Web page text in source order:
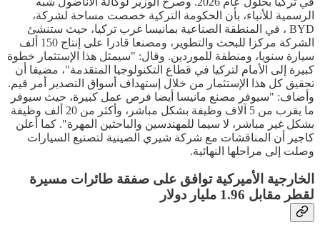
الرسمية للأنباء، بأن الحكومة التركية خصصت مساحة لشركة،
BYD ، في المنطقة الصناعية بمانيسا غرب تركيا، حيث ستنشئ
الشركة مركزا للبحث والتطوير، ومصنعا قادرا على إنتاج 150 ألف
سيارة سنويا، ومنطقة للموردين. وقال: "سيمثل هذا الإستثمار خطوة
كبيرة إلى الأمام لتركيا في قطاع التكنولوجيا المتقدمة"، مضيفا أن
تحقيق كل هذا الإستثمار من خلال إستهداف أسواق التصدير أمر قيم.
وأضاف: "سيوفر مصنع مانيسا أيضا فرص عمل كبيرة، حيث سيوفر
ما يقرب من 5 آلاف وظيفة بشكل مباشر، وأكثر من 20 ألف وظيفة
بشكل غير مباشر، لا سيما للمهندسين والباحثين المهرة". كما أعلن
كاجير أن المناقشات مع شركة شيري الصينية لتصنيع السيارات
وصلت إلى مراحلها النهائية.
الخارجية الأميركية توافق على صفقة طائرات مسيرة
لقطر مقابل 1.96 مليار دولار